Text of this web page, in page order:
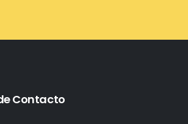
Contacto